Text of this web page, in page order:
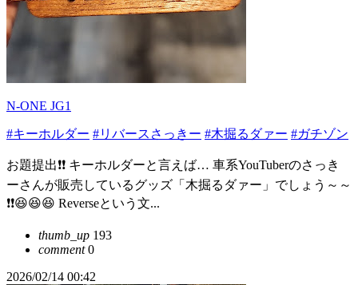
N-ONE JG1
#キーホルダー #リバースさっきー #木掘るダァー #ガチゾン
お題提出❗❗ キーホルダーと言えば… 車系YouTuberのさっき
ーさんが販売しているグッズ「木掘るダァー」でしょう～～
❗❗😆😆😆 Reverseという文...
thumb_up 193
comment0
2026/02/14 00:42